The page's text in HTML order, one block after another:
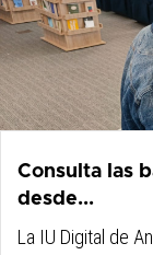
Consulta las
desde...
La IU Digital de